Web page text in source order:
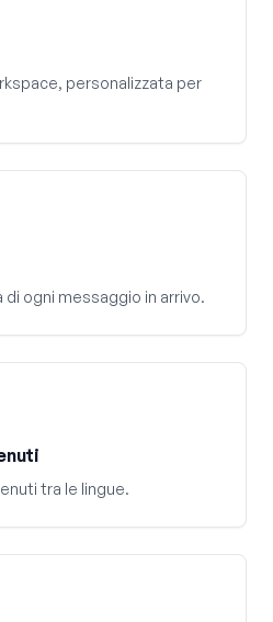
personalizzata per
di ogni messaggio in arrivo.
tra le lingue.